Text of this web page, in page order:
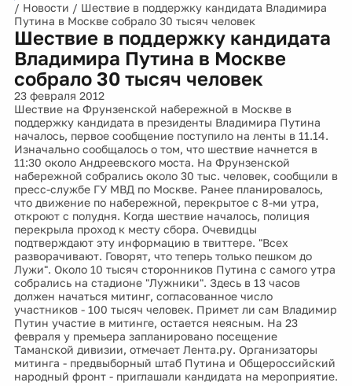
/ Новости / Шествие в поддержку кандидата Владимира
Путина в Москве собрало 30 тысяч человек
Шествие в поддержку кандидата
Владимира Путина в Москве
собрало 30 тысяч человек
23 февраля 2012
Шествие на Фрунзенской набережной в Москве в
поддержку кандидата в президенты Владимира Путина
началось, первое сообщение поступило на ленты в 11.14.
Изначально сообщалось о том, что шествие начнется в
11:30 около Андреевского моста. На Фрунзенской
набережной собрались около 30 тыс. человек, сообщили в
пресс-службе ГУ МВД по Москве. Ранее планировалось,
что движение по набережной, перекрытое с 8-ми утра,
откроют с полудня. Когда шествие началось, полиция
перекрыла проход к месту сбора. Очевидцы
подтверждают эту информацию в твиттере. "Всех
разворачивают. Говорят, что теперь только пешком до
Лужи". Около 10 тысяч сторонников Путина с самого утра
собрались на стадионе "Лужники". Здесь в 13 часов
должен начаться митинг, согласованное число
участников - 100 тысяч человек. Примет ли сам Владимир
Путин участие в митинге, остается неясным. На 23
февраля у премьера запланировано посещение
Таманской дивизии, отмечает Лента.ру. Организаторы
митинга - предвыборный штаб Путина и Общероссийский
народный фронт - приглашали кандидата на мероприятие.